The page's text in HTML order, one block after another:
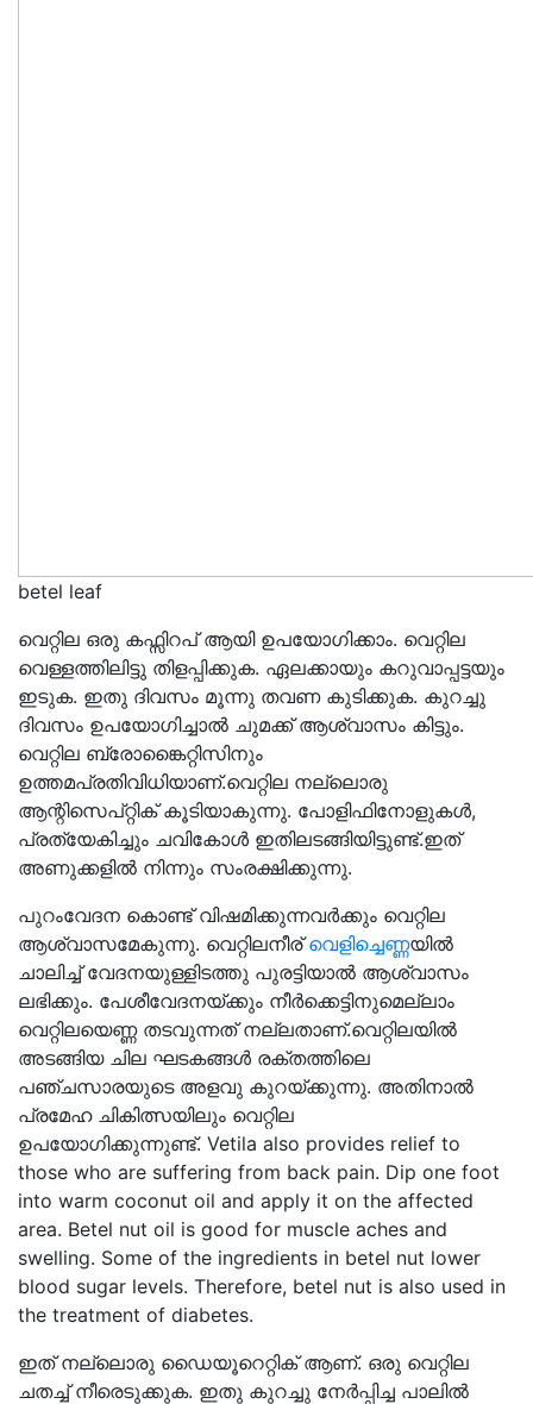
betel leaf
വെറ്റില ഒരു കഫ്സിറപ് ആയി ഉപയോഗിക്കാം. വെറ്റില
വെള്ളത്തിലിട്ടു തിളപ്പിക്കുക. ഏലക്കായും കറുവാപ്പട്ടയും
ഇടുക. ഇതു ദിവസം മൂന്നു തവണ കുടിക്കുക. കുറച്ചു
ദിവസം ഉപയോഗിച്ചാൽ ചുമക്ക് ആശ്വാസം കിട്ടും.
വെറ്റില ബ്രോങ്കൈറ്റിസിനും
ഉത്തമപ്രതിവിധിയാണ്.വെറ്റില നല്ലൊരു
ആന്റിസെപ്റ്റിക് കൂടിയാകുന്നു. പോളിഫിനോളുകൾ,
പ്രത്യേകിച്ചും ചവികോൾ ഇതിലടങ്ങിയിട്ടുണ്ട്.ഇത്
അണുക്കളിൽ നിന്നും സംരക്ഷിക്കുന്നു.
പുറംവേദന കൊണ്ട് വിഷമിക്കുന്നവർക്കും വെറ്റില
ആശ്വാസമേകുന്നു. വെറ്റിലനീര്വെളിച്ചെണ്ണയിൽ
ചാലിച്ച് വേദനയുള്ളിടത്തു പുരട്ടിയാൽ ആശ്വാസം
ലഭിക്കും. പേശീവേദനയ്ക്കും നീർക്കെട്ടിനുമെല്ലാം
വെറ്റിലയെണ്ണ തടവുന്നത് നല്ലതാണ്.വെറ്റിലയിൽ
അടങ്ങിയ ചില ഘടകങ്ങൾ രക്തത്തിലെ
പഞ്ചസാരയുടെ അളവു കുറയ്ക്കുന്നു. അതിനാൽ
പ്രമേഹ ചികിത്സയിലും വെറ്റില
ഉപയോഗിക്കുന്നുണ്ട്. Vetila also provides relief to
those who are suffering from back pain. Dip one foot
into warm coconut oil and apply it on the affected
area. Betel nut oil is good for muscle aches and
swelling. Some of the ingredients in betel nut lower
blood sugar levels. Therefore, betel nut is also used in
the treatment of diabetes.
ഇത് നല്ലൊരു ഡൈയൂറെറ്റിക് ആണ്. ഒരു വെറ്റില
ചതച്ച് നീരെടുക്കുക. ഇതു കുറച്ചു നേർപ്പിച്ച പാലിൽ